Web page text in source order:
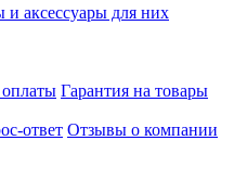
аксессуары для них
Гарантия на товары
ответ Отзывы о компании